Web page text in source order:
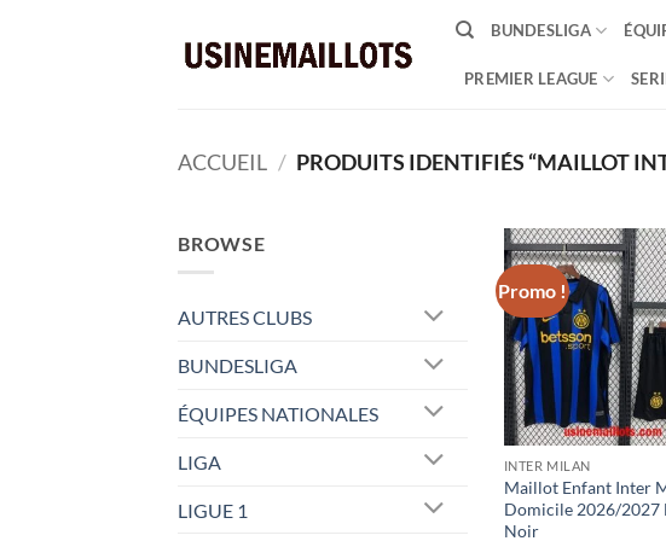
BUNDESLIGA
PREMIER LEAGUE
ACCUEIL / PRODUITS IDENTIFIÉS “MAILLOT
BROWSE
AUTRES CLUBS
BUNDESLIGA
ÉQUIPES NATIONALES
LIGA
LIGUE 1
Promo !
INTER MILAN
Maillot Enfant Inter
Domicile 2026/2027
Noir